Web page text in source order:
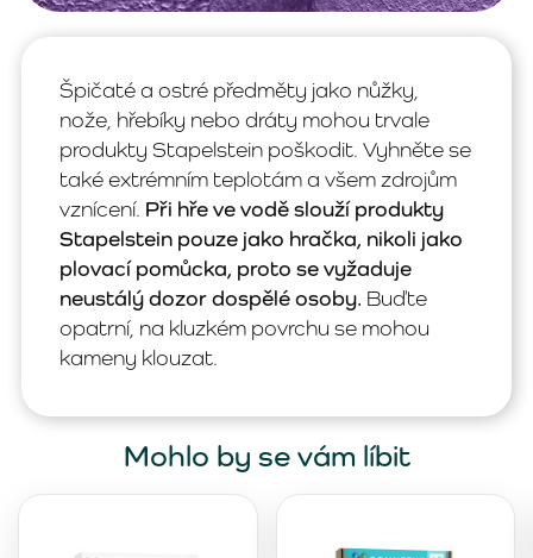
Špičaté a ostré předměty jako nůžky,
nože, hřebíky nebo dráty mohou trvale
produkty Stapelstein poškodit. Vyhněte se
také extrémním teplotám a všem zdrojům
vznícení. Při hře ve vodě slouží produkty
Stapelstein pouze jako hračka, nikoli jako
plovací pomůcka, proto se vyžaduje
neustálý dozor dospělé osoby. Buďte
opatrní, na kluzkém povrchu se mohou
kameny klouzat.
Mohlo by se vám líbit